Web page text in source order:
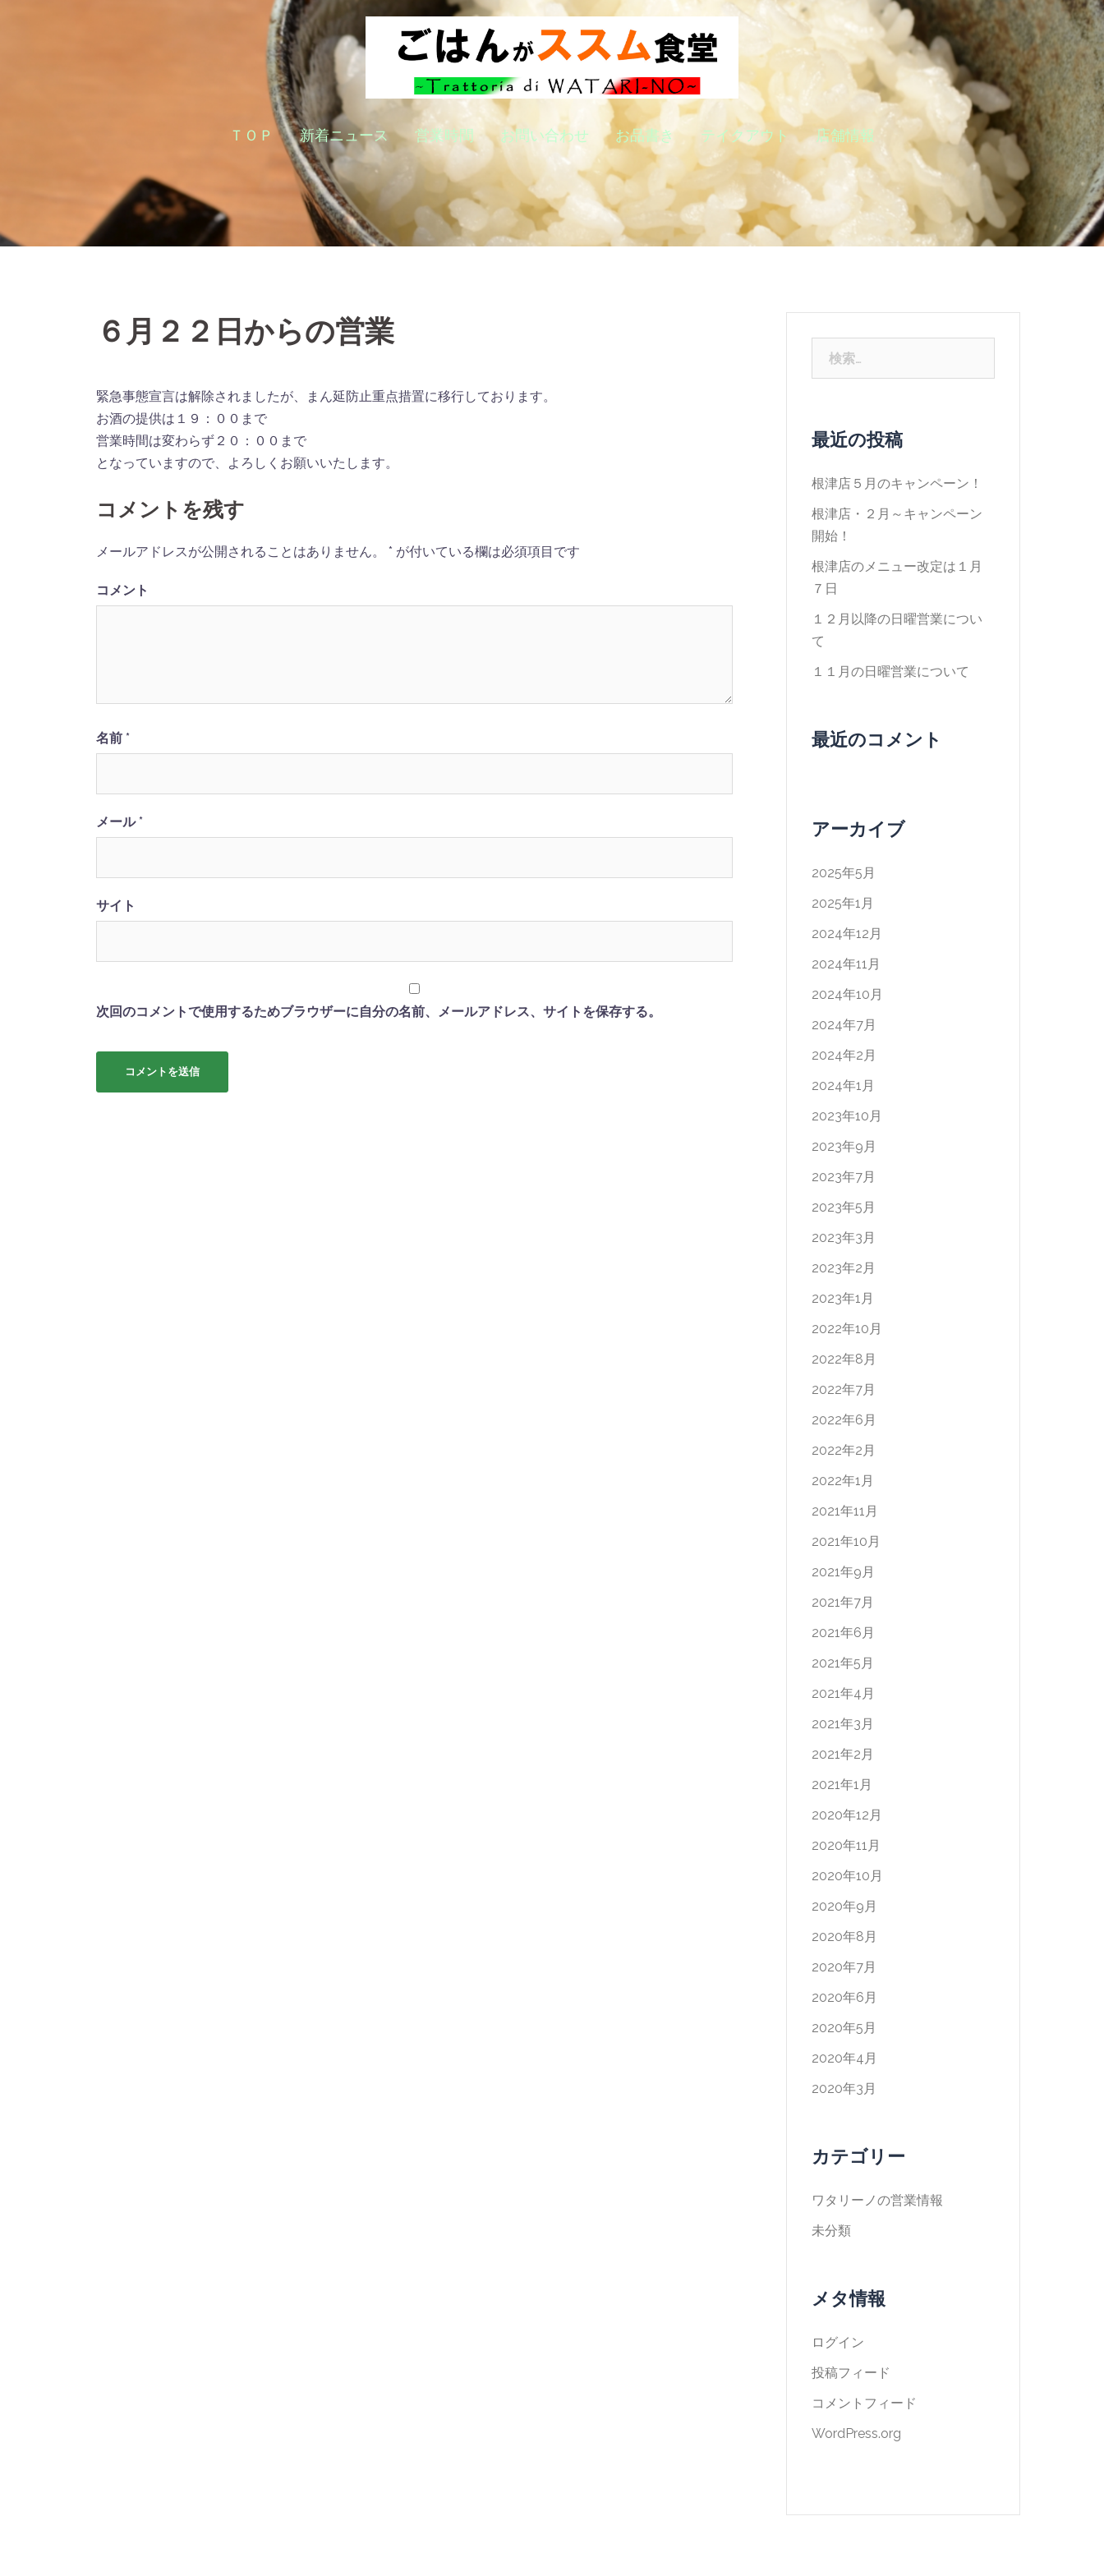
ＴＯＰ 新着ニュース 営業時間 お問い合わせ お品書き テイクアウト 店舗情報
６月２２日からの営業
緊急事態宣言は解除されましたが、まん延防止重点措置に移行しております。
お酒の提供は１９：００まで
営業時間は変わらず２０：００まで
となっていますので、よろしくお願いいたします。
コメントを残す
メールアドレスが公開されることはありません。 * が付いている欄は必須項目です
コメント
名前 *
メール*
サイト
次回のコメントで使用するためブラウザーに自分の名前、メールアドレス、サイトを保存する。
最近の投稿
根津店５月のキャンペーン！
根津店・２月～キャンペーン
開始！
根津店のメニュー改定は１月
７日
１２月以降の日曜営業につい
て
１１月の日曜営業について
最近のコメント
アーカイブ
2025年5月
2025年1月
2024年12月
2024年11月
2024年10月
2024年7月
2024年2月
2024年1月
2023年10月
2023年9月
2023年7月
2023年5月
2023年3月
2023年2月
2023年1月
2022年10月
2022年8月
2022年7月
2022年6月
2022年2月
2022年1月
2021年11月
2021年10月
2021年9月
2021年7月
2021年6月
2021年5月
2021年4月
2021年3月
2021年2月
2021年1月
2020年12月
2020年11月
2020年10月
2020年9月
2020年8月
2020年7月
2020年6月
2020年5月
2020年4月
2020年3月
カテゴリー
ワタリーノの営業情報
未分類
メタ情報
ログイン
投稿フィード
コメントフィード
WordPress.org